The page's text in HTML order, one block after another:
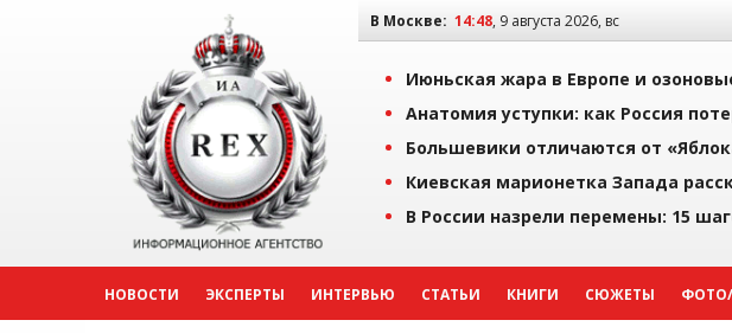
В Москве: 14:48, 9 августа 2026, вс
Июньская жара в Европе и
Анатомия уступки: как Россия
Большевики отличаются от
Киевская марионетка Запада
В России назрели перемены: 15
НОВОСТИ ЭКСПЕРТЫ ИНТЕРВЬЮ СТАТЬИ КНИГИ СЮЖЕТЫ